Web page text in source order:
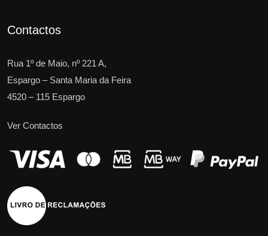
Contactos
Rua 1º de Maio, nº 221 A,
Espargo – Santa Maria da Feira
4520 – 115 Espargo
Ver Contactos